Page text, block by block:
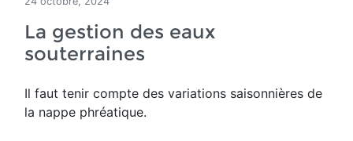
La gestion des eaux
souterraines
Il faut tenir compte des variations saisonnières de
la nappe phréatique.